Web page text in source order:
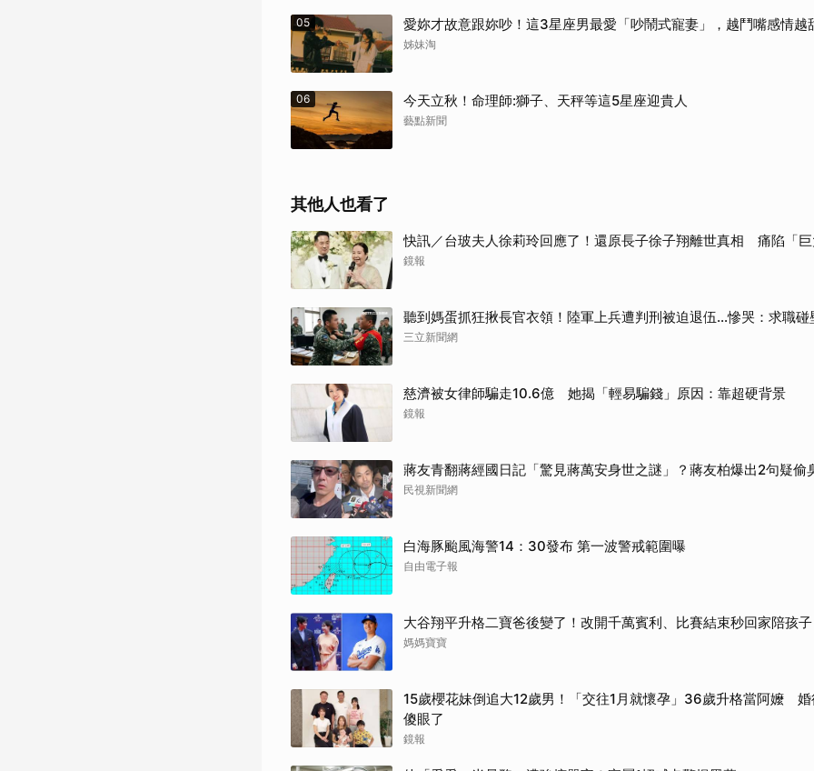
05 愛妳才故意跟妳吵！這3星座男最愛「吵鬧式寵妻」，越鬥嘴感情越
姊妹淘
06 今天立秋！命理師:獅子、天秤等這5星座迎貴人
藝點新聞
其他人也看了
快訊／台玻夫人徐莉玲回應了！還原長子徐子翔離世真相 痛陷「
鏡報
聽到媽蛋抓狂揪長官衣領！陸軍上兵遭判刑被迫退伍…慘哭：求職碰
三立新聞網
慈濟被女律師騙走10.6億 她揭「輕易騙錢」原因：靠超硬背景
鏡報
蔣友青翻蔣經國日記「驚見蔣萬安身世之謎」？蔣友柏爆出2句疑偷
民視新聞網
白海豚颱風海警14：30發布 第一波警戒範圍曝
自由電子報
大谷翔平升格二寶爸後變了！改開千萬賓利、比賽結束秒回家陪孩
媽媽寶寶
15歲櫻花妹倒追大12歲男！「交往1月就懷孕」36歲升格當阿嬤
傻眼了
鏡報